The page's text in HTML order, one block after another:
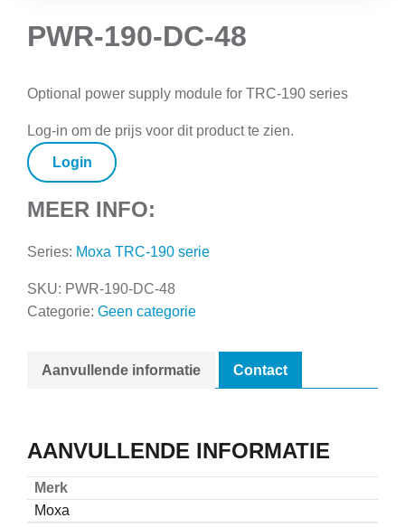
PWR-190-DC-48
Optional power supply module for TRC-190 series
Log-in om de prijs voor dit product te zien.
Login
MEER INFO:
Series: Moxa TRC-190 serie
SKU: PWR-190-DC-48
Categorie: Geen categorie
Aanvullende informatie Contact
AANVULLENDE INFORMATIE
Merk
Moxa